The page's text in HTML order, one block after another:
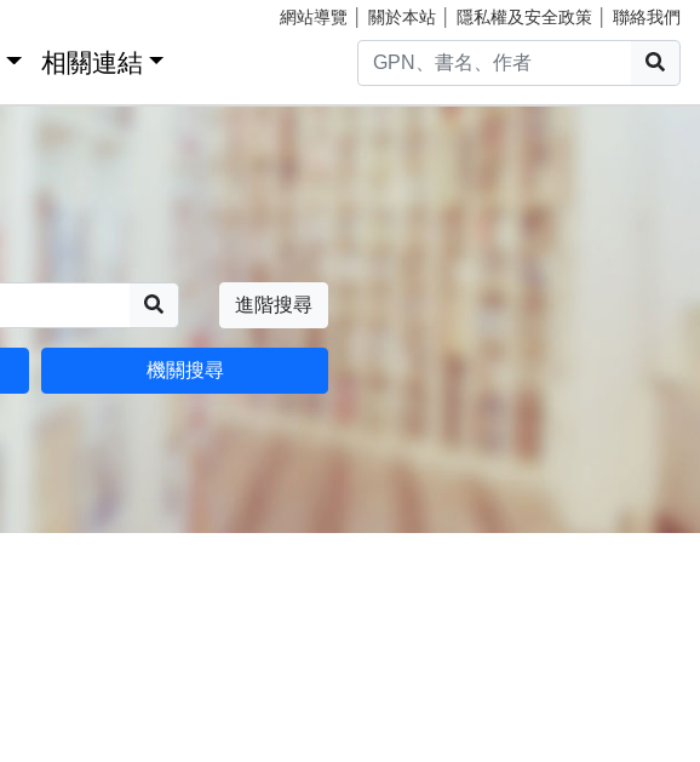
網站導覽 關於本站 隱私權及安全政策 聯絡我們
相關連結
進階搜尋
機關搜尋